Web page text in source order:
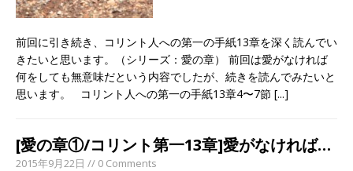
前回に引き続き、コリント人への第一の手紙13章を深く読んでい
きたいと思います。（シリーズ：愛の章） 前回は愛がなければ
何をしても無意味だという内容でしたが、続きを読んでみたいと
思います。 コリント人への第一の手紙13章4〜7節 [...]
[愛の章①/コリント第一13章]愛がなければ…
2015年9月22日 // 0 Comments